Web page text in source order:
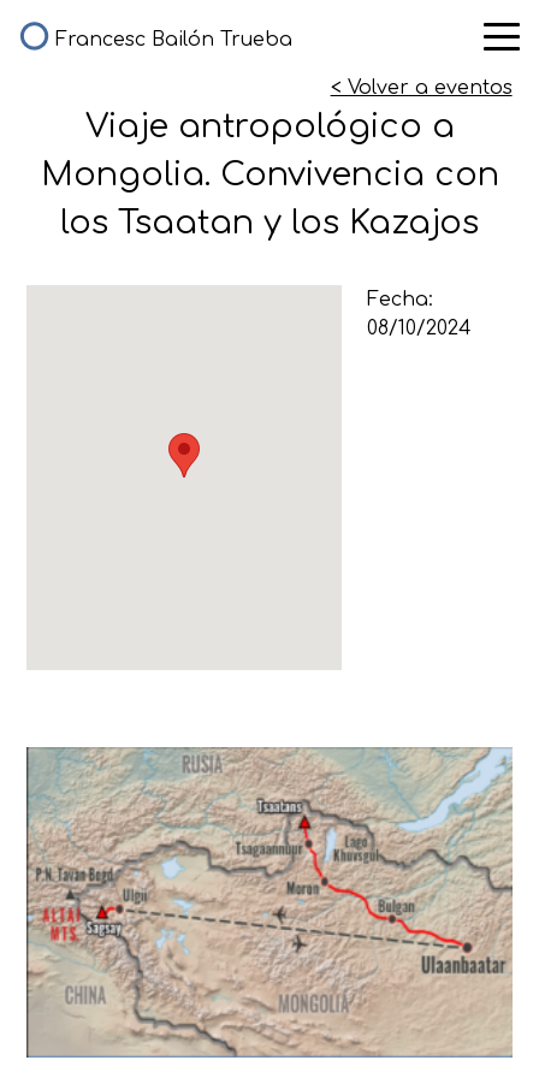
Francesc Bailón Trueba
< Volver a eventos
Viaje antropológico a
Mongolia. Convivencia con
los Tsaatan y los Kazajos
Fecha:
08/10/2024